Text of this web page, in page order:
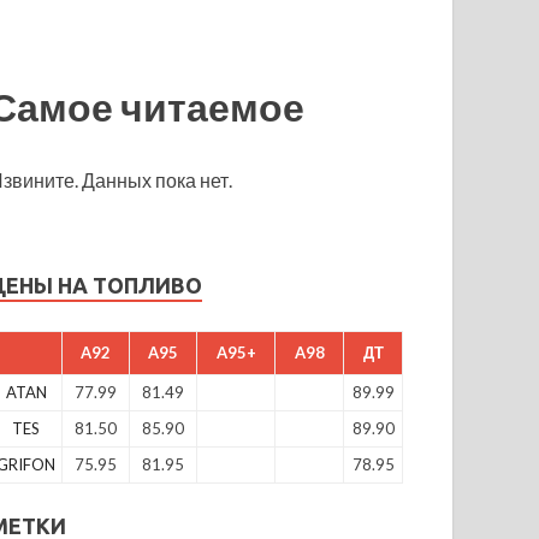
читаемое
Данных пока нет.
НА ТОПЛИВО
A92 A95 A95+ A98 ДТ
ATAN 77.99 81.49
89.99
TES
81.50 85.90
89.90
75.95 81.95 78.95